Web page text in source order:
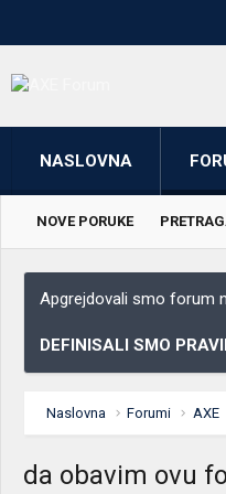
NASLOVNA
NOVE PORUKE
Apgrejdovali smo forum
DEFINISALI SMO
Naslovna Forumi AXE
da obavim ovu